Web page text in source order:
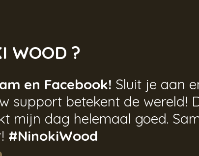
WOOD ?
en Facebook! Sluit je aan
support betekent de wereld!
mijn dag helemaal goed.
#NinokiWood